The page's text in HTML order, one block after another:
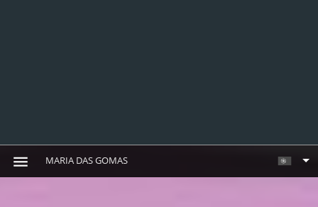
MARIA DAS GOMAS